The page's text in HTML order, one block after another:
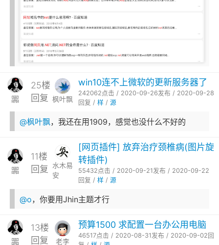
嚻
25楼
回复 枫叶飘
win10连不上微软的更新服务器了
242062点击 / 2020-09-26发布 / 2020-09-28
回复 / 样/ 源
@枫叶飘，我还在用1909，感觉也没什么不好的
嚻
11楼
回复 水木易
安
[网页插件] 放弃治疗颈椎病(图片旋
转插件)
55432点击 / 2020-09-21发布 / 2020-09-22
回复 / 样/ 源
@o，你要用Jhin主题才行
嚻
13楼
回复
老李
预算1500 求配置一台办公用电脑
46517点击 / 2020-08-31发布 / 2020-09-02回